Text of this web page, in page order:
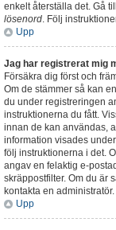
enkelt återställa det. Gå
lösenord. Följ
Upp
Jag har registrerat mig
Försäkra dig först och
Om de stämmer så kan
du under registreringen
instruktionerna du fått.
innan de kan användas,
information visades
följ instruktionerna i det.
angav en felaktig e-
skräppostfilter. Om du är
kontakta en administratör.
Upp